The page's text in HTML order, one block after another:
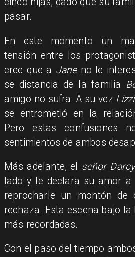
cinco hijas, dado que su
pasar.
En este momento un
tensión entre los
cree que a Jane no le
se distancia de la familia
amigo no sufra. A su vez
se entrometió en la
Pero estas confusiones
sentimientos de ambos
Más adelante, el señor Darcy
lado y le declara su amor a
reprocharle un montón de
rechaza. Esta escena bajo
más recordadas.
Con el paso del tiempo